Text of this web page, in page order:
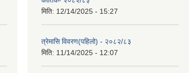
मिति: 12/14/2025 - 15:27
त्रेमासि विवरण(पहिलो) - २०८२/८३
मिति: 11/14/2025 - 12:07